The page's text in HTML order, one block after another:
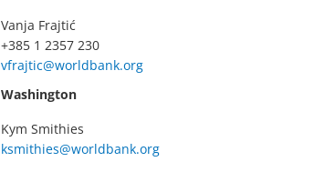
Vanja Frajtić
+385 1 2357 230
vfrajtic@worldbank.org
Washington
Kym Smithies
ksmithies@worldbank.org